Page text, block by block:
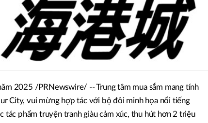
2025 /PRNewswire/ -- Trung tâm mua sắm mang tính
City, vui mừng hợp tác với bộ đôi minh họa nổi tiếng
tác phẩm truyện tranh giàu cảm xúc, thu hút hơn 2 triệu